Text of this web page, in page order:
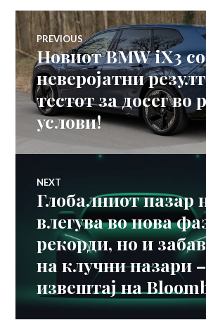
Навигација
на
напис
PREVIOUS
Previous
post:
Новиот BMW iX3 со
неверојатни
тестот за досег во
услови!
NEXT
Next
post:
Глобалниот пазар
влегува во нова
рекорди, но и
на клучни пазари –
извештај на